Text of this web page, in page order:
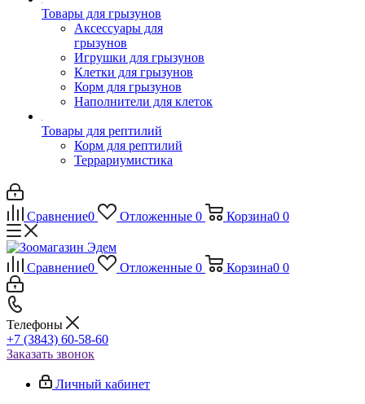
Товары для грызунов
Аксессуары для
грызунов
Игрушки для грызунов
Клетки для грызунов
Корм для грызунов
Наполнители для клеток
Товары для рептилий
Корм для рептилий
Террариумистика
Сравнение0 Отложенные 0 Корзина0 0
Сравнение0 Отложенные 0 Корзина0 0
Телефоны
+7 (3843) 60-58-60
Заказать звонок
Личный кабинет